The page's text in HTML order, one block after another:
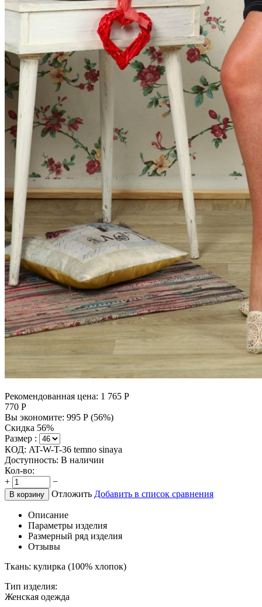
Рекомендованная цена: 1 765 Р
770 Р
Вы экономите: 995 Р (56%)
Скидка 56%
Размер :
КОД: AT-W-T-36 temno sinaya
Доступность: В наличии
Кол-во:
+
−
В корзину Отложить Добавить в список сравнения
Описание
Параметры изделия
Размерный ряд изделия
Отзывы
Ткань: кулирка (100% хлопок)
Тип изделия:
Женская одежда